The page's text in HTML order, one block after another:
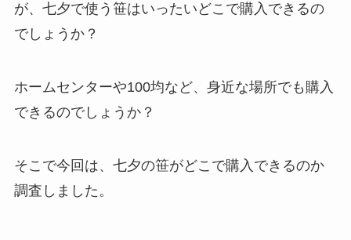
が、七夕で使う笹はいったいどこで購入できるの
でしょうか？
ホームセンターや100均など、身近な場所でも購入
できるのでしょうか？
そこで今回は、七夕の笹がどこで購入できるのか
調査しました。